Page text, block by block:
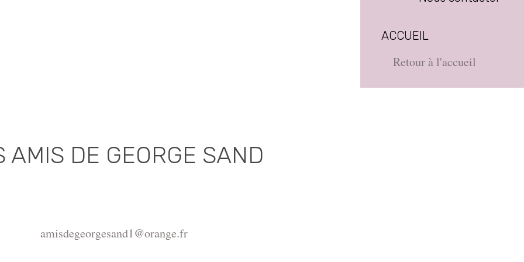
ACCUEIL
Retour à l'accueil
AMIS DE GEORGE SAND
amisdegeorgesand1@orange.fr